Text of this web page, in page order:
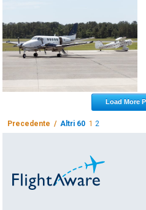
Load More
Precedente / Altri 60 1 2